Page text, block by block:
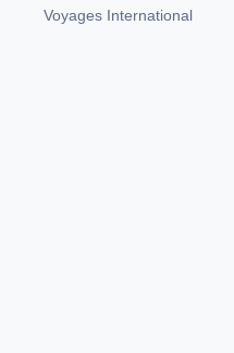
Voyages International